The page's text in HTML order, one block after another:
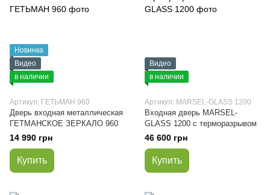
Новинка
Видео
в наличии
Артикул: ГЕТЬМАН 960
Дверь входная металлическая
ГЕТМАНСКОЕ ЗЕРКАЛО 960
14 990 грн
Купить
Видео
в наличии
Артикул: MARSEL-GLASS 1200
Входная дверь MARSEL-
GLASS 1200 с терморазрывом
46 600 грн
Купить